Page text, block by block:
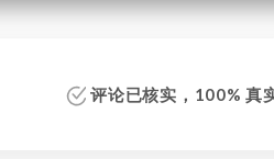
评论已核实，100% 真